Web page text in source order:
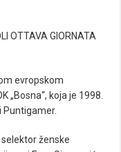
evropskom
„Bosna“, koja je 1998.
Puntigamer.
ženske